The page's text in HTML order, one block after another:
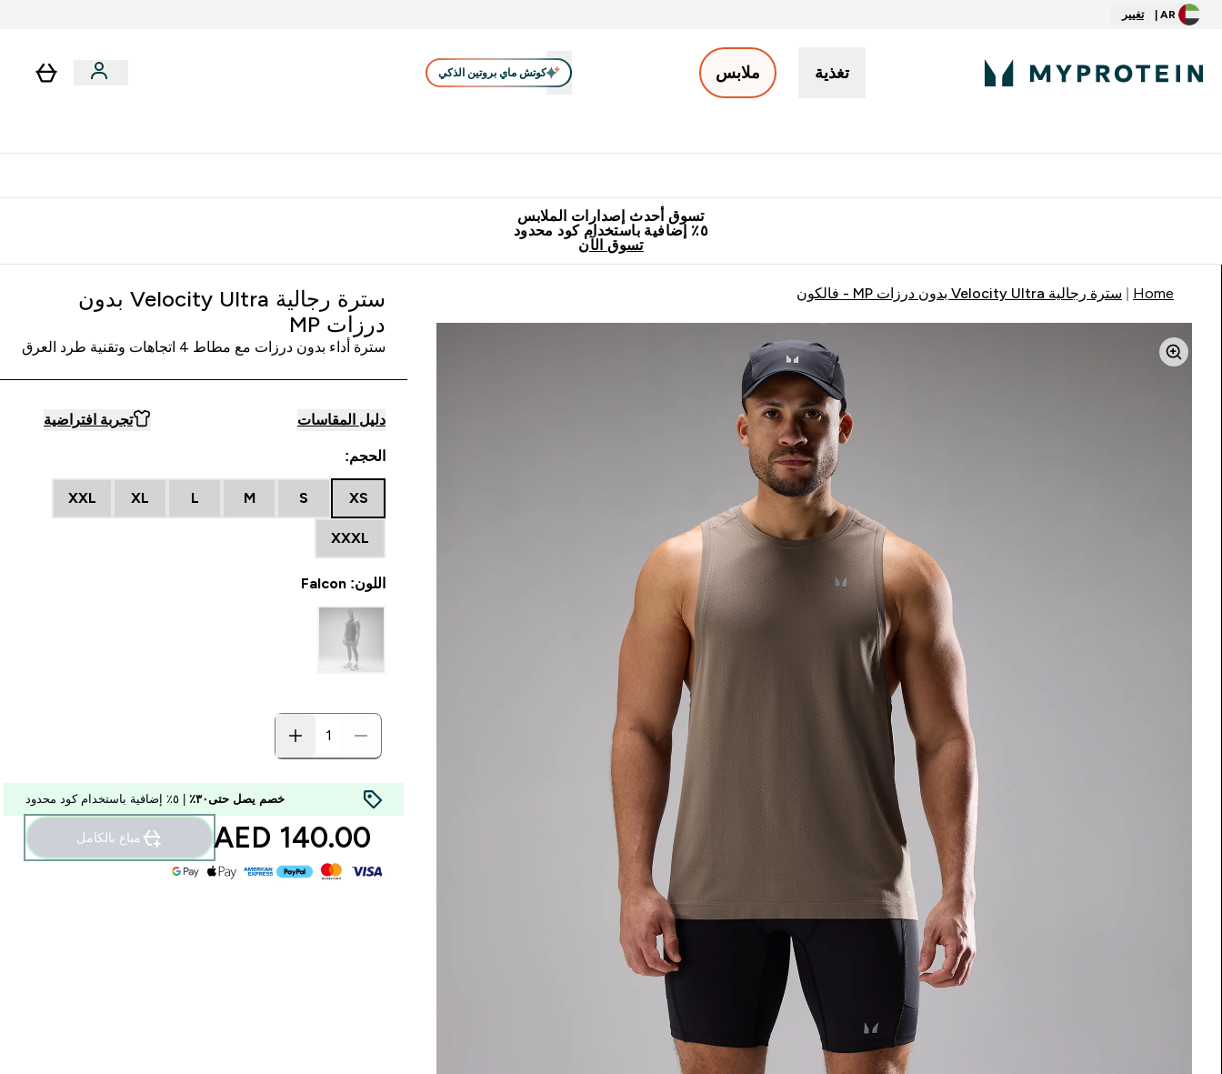
AR | تغيير
تغذية ملابس كوتش ماي بروتين الذكي
تسوق أحدث إصدارات الملابس
٥٪ إضافية باستخدام كود محدود
تسوق الآن
Home سترة رجالية Velocity Ultra بدون درزات MP - فالكون
سترة رجالية Velocity Ultra بدون
درزات MP
سترة أداء بدون درزات مع مطاط 4 اتجاهات وتقنية طرد العرق
دليل المقاسات تجربة افتراضية
الحجم:
XS
S
M
L
XL
XXL
XXXL
اللون: Falcon
خصم يصل حتى٣٠٪
140.00 AED‎ مباع بالكامل